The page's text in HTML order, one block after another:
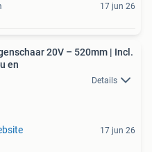
17 jun 26
20V – 520mm | Incl.
en
Details
17 jun 26